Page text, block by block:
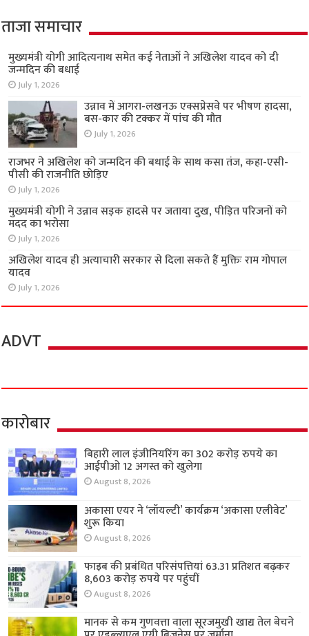
ताजा समाचार
मुख्यमंत्री योगी आदित्यनाथ समेत कई नेताओं ने अखिलेश यादव को दी
जन्मदिन की बधाई
July 1, 2026
उन्नाव में आगरा-लखनऊ एक्सप्रेसवे पर भीषण हादसा,
बस-कार की टक्कर में पांच की मौत
July 1, 2026
राजभर ने अखिलेश को जन्मदिन की बधाई के साथ कसा तंज, कहा-एसी-
पीसी की राजनीति छोड़िए
July 1, 2026
मुख्यमंत्री योगी ने उन्नाव सड़क हादसे पर जताया दुख, पीड़ित परिजनों को
मदद का भरोसा
July 1, 2026
अखिलेश यादव ही अत्याचारी सरकार से दिला सकते हैं मुक्तिः राम गोपाल
यादव
July 1, 2026
ADVT
कारोबार
बिहारी लाल इंजीनियरिंग का 302 करोड़ रुपये का
आईपीओ 12 अगस्त को खुलेगा
August 8, 2026
अकासा एयर ने ‘लॉयल्टी’ कार्यक्रम ‘अकासा एलीवेट’
शुरू किया
August 8, 2026
फाइब की प्रबंधित परिसंपत्तियां 63.31 प्रतिशत बढ़कर
8,603 करोड़ रुपये पर पहुंचीं
August 8, 2026
मानक से कम गुणवत्ता वाला सूरजमुखी खाद्य तेल बेचने